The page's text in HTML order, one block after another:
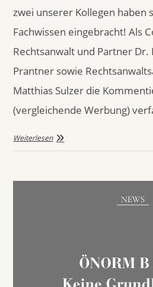
zwei unserer Kollegen haben
Fachwissen eingebracht! Als
Rechtsanwalt und Partner
Prantner sowie
Matthias Sulzer die
(vergleichende Werbung)
Weiterlesen